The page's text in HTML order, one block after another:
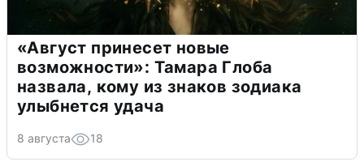
«Август принесет новые
возможности»: Тамара Глоба
назвала, кому из знаков зодиака
улыбнется удача
8 августа 18